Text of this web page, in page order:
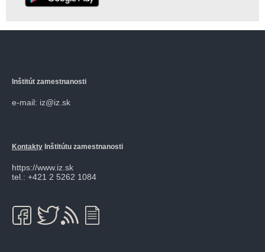
Inštitút zamestnanosti
e-mail: iz@iz.sk
Kontakty Inštitútu zamestnanosti
https://www.iz.sk
tel.: +421 2 5262 1084